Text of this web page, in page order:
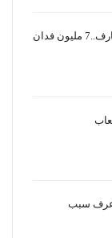
نجاح الموسم الزراعي في القضارف..7 مليون فدان
سبب